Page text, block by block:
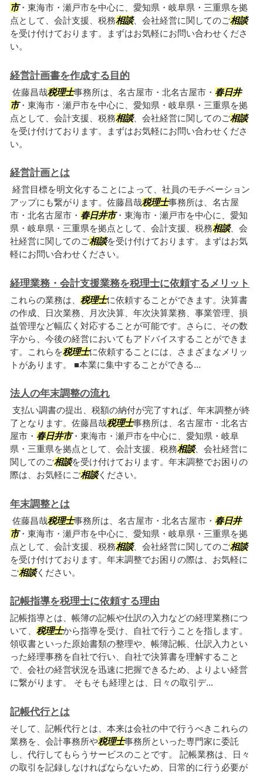
市・東海市・瀬戸市を中心に、愛知県・岐阜県・三重県を拠
点として、会計支援、税務相談、会社経営に関してのご相談
を受け付けております。まずはお気軽にお問い合わせくださ
い。
経営計画書を作成する目的
佐藤昌哉税理士事務所は、名古屋市・北名古屋市・ 春日井
市・東海市・瀬戸市を中心に、愛知県・岐阜県・三重県を拠
点として、会計支援、税務相談、会社経営に関してのご相談
を受け付けております。まずはお気軽にお問い合わせくださ
い。
経営計画とは
経営目標を明文化することによって、社員のモチベーション
アップにも繋がります。佐藤昌哉税理士事務所は、名古屋
市・北名古屋市・ 春日井市・東海市・瀬戸市を中心に、愛知
県・岐阜県・三重県を拠点として、会計支援、税務相談、会
社経営に関してのご相談を受け付けております。まずはお気
軽にお問い合わせください。
経理業務・会計支援業務を税理士に依頼するメリット
これらの業務は、 税理士に依頼することができます。決算書
の作成、日次業務、月次決算、年次決算業務、事業管理、損
益管理など幅広く対応することが可能です。さらに、その数
字から、今後の経営においてもアドバイスすることができま
す。これらを税理士に依頼することには、さまざまなメリッ
トがあります。 ■本業に集中することができる...
法人の年末調整の流れ
支払い調書の提出、税額の納付が完了すれば、年末調整が終
了となります。佐藤昌哉税理士事務所は、名古屋市・北名古
屋市・ 春日井市・東海市・瀬戸市を中心に、愛知県・岐阜
県・三重県を拠点として、会計支援、税務相談、会社経営に
関してのご相談を受け付けております。年末調整でお困りの
際は、お気軽にご相談ください。
年末調整とは
佐藤昌哉税理士事務所は、名古屋市・北名古屋市・ 春日井
市・東海市・瀬戸市を中心に、愛知県・岐阜県・三重県を拠
点として、会計支援、税務相談、会社経営に関してのご相談
を受け付けております。年末調整でお困りの際は、お気軽に
ご相談ください。
記帳指導を税理士に依頼する理由
記帳指導とは、帳簿の記帳や仕訳の入力などの経理業務につ
いて、 税理士から指導を受け、自社で行うことを指します。
領収書といった原始書類の整理や、帳簿記帳、仕訳入力とい
った経理事務を自社で行い、自社で決算書を理解すること
で、会社の経営状況を迅速に把握できるため、よりよい経営
に繋がります。 そもそも経理とは、日々の取引デ...
記帳代行とは
そして、記帳代行とは、本来は会社の中で行うべきこれらの
業務を、会計事務所や税理士事務所といった専門家に委託
し、代行してもらうサービスのことです。 記帳業務は、日々
の取引を記録しなければならないため、日常的に行う必要が